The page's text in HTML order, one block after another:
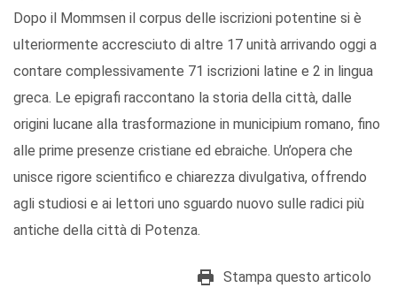
Dopo il Mommsen il corpus delle iscrizioni potentine si è
ulteriormente accresciuto di altre 17 unità arrivando oggi a
contare complessivamente 71 iscrizioni latine e 2 in lingua
greca. Le epigrafi raccontano la storia della città, dalle
origini lucane alla trasformazione in municipium romano, fino
alle prime presenze cristiane ed ebraiche. Un’opera che
unisce rigore scientifico e chiarezza divulgativa, offrendo
agli studiosi e ai lettori uno sguardo nuovo sulle radici più
antiche della città di Potenza.
Stampa questo articolo